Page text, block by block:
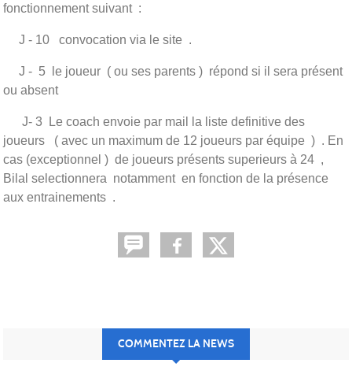
fonctionnement suivant :
J - 10 convocation via le site .
J - 5 le joueur ( ou ses parents ) répond si il sera présent
ou absent
J- 3 Le coach envoie par mail la liste definitive des
joueurs ( avec un maximum de 12 joueurs par équipe ) . En
cas (exceptionnel ) de joueurs présents superieurs à 24 ,
Bilal selectionnera notamment en fonction de la présence
aux entrainements .
COMMENTEZ LA NEWS